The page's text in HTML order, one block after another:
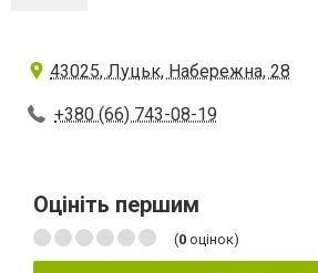
43025, Луцьк, Набережна, 28
+380 (66) 743-08-19
Оцініть першим
(0 оцінок)